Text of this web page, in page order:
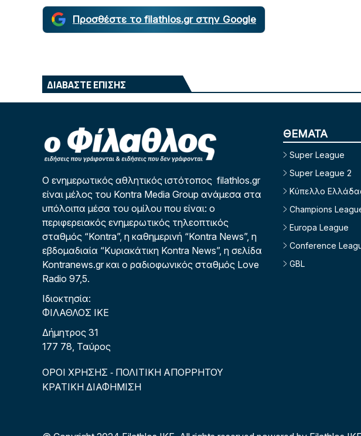
Προσθέστε το filathlos.gr στην Google
ΔΙΑΒΑΣΤΕ ΕΠΙΣΗΣ
Ο ενημερωτικός αθλητικός ιστότοπος filathlos.gr
είναι μέλος του Kontra Media Group ανάμεσα στα
υπόλοιπα μέσα του ομίλου που είναι: ο
περιφερειακός ενημερωτικός τηλεοπτικός
σταθμός “Kontra”, η καθημερινή “Kontra News”, η
εβδομαδιαία “Κυριακάτικη Kontra News”, η σελίδα
Kontranews.gr και ο ραδιοφωνικός σταθμός Love
Radio 97,5.
Ιδιοκτησία:
ΦΙΛΑΘΛΟΣ ΙΚΕ
Δήμητρος 31
177 78, Ταύρος
ΟΡΟΙ ΧΡΗΣΗΣ - ΠΟΛΙΤΙΚΗ ΑΠΟΡΡΗΤΟΥ
ΚΡΑΤΙΚΗ ΔΙΑΦΗΜΙΣΗ
ΘΕΜΑΤΑ
Super League
Super League 2
Κύπελλο
Champions
Europa League
Conference
GBL